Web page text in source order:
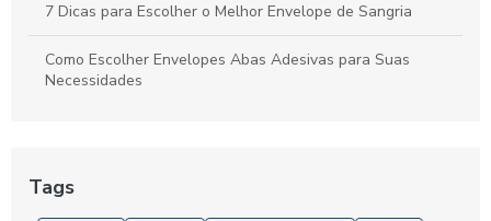
7 Dicas para Escolher o Melhor Envelope de Sangria
Como Escolher Envelopes Abas Adesivas para Suas
Necessidades
Como escolher Envelopes de Segurança Personalizados
Tags